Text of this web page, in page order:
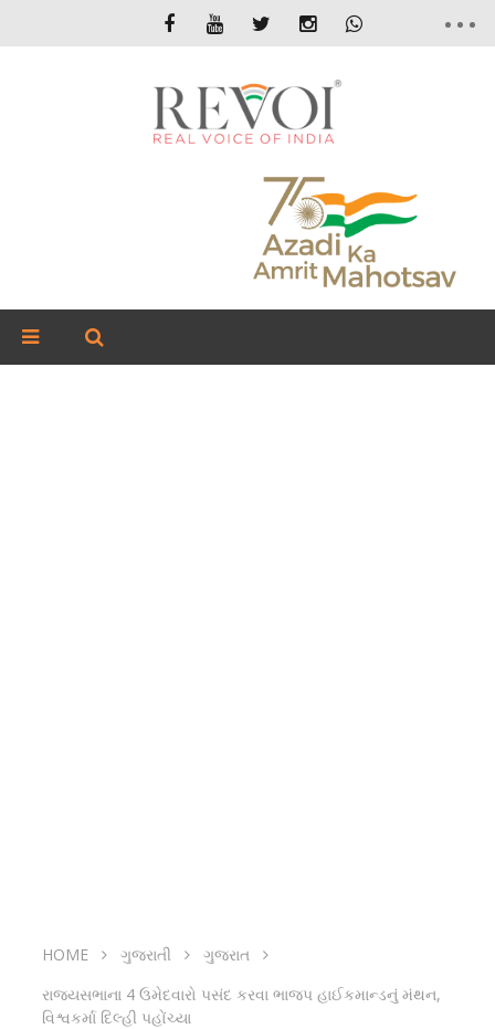
HOME ગુજરાતી
ગુજરાત
રાજ્યસભાના 4 ઉમેદવારો પસંદ કરવા ભાજપ હાઈકમાન્ડનું મંથન,
વિશ્વકર્મા દિલ્હી પહોંચ્યા